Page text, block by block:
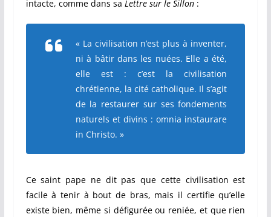
intacte, comme dans sa Lettre sur le Sillon :
« La civilisation n’est plus à inventer,
ni à bâtir dans les nuées. Elle a été,
elle est : c’est la civilisation
chrétienne, la cité catholique. Il s’agit
de la restaurer sur ses fondements
naturels et divins :omnia instaurare
in Christo. »
Ce saint pape ne dit pas que cette civilisation est
facile à tenir à bout de bras, mais il certifie qu’elle
existe bien, même si défigurée ou reniée, et que rien